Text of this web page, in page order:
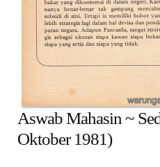
Aswab Mahasin ~
Oktober 1981)